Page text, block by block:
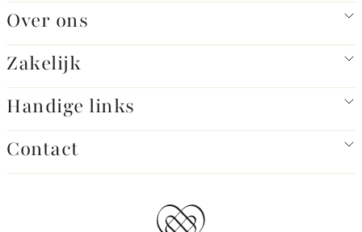
Over ons
Zakelijk
Handige links
Contact